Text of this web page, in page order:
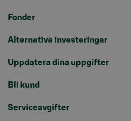
Fonder
Alternativa investeringar
Uppdatera dina uppgifter
Bli kund
Serviceavgifter